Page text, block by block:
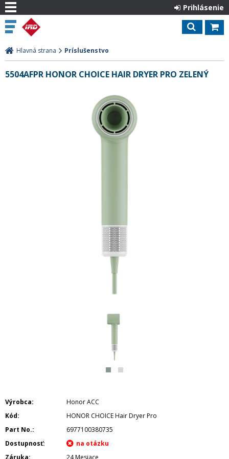
Prihlásenie
Hlavná strana Príslušenstvo
5504AFPR HONOR CHOICE HAIR DRYER PRO ZELENÝ
Výrobca
Honor ACC
Kód
HONOR CHOICE Hair Dryer Pro
Part No.
6977100380735
Dostupnosť
Záruka
24 Mesiace